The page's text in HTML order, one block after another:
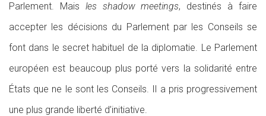
Parlement. Mais les shadow meetings, destinés à faire
accepter les décisions du Parlement par les Conseils se
font dans le secret habituel de la diplomatie. Le Parlement
européen est beaucoup plus porté vers la solidarité entre
États que ne le sont les Conseils. Il a pris progressivement
une plus grande liberté d’initiative.